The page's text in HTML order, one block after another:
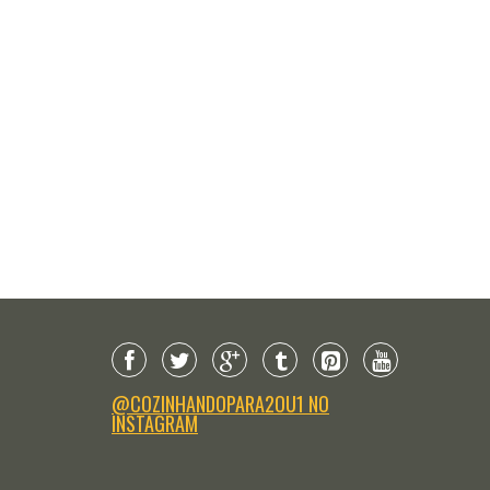
@COZINHANDOPARA2OU1 NO
INSTAGRAM